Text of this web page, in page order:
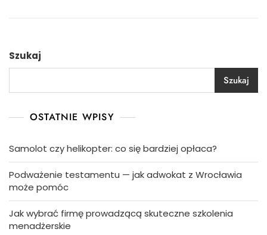
Szukaj
Szukaj
OSTATNIE WPISY
Samolot czy helikopter: co się bardziej opłaca?
Podważenie testamentu — jak adwokat z Wrocławia
może pomóc
Jak wybrać firmę prowadzącą skuteczne szkolenia
menadżerskie